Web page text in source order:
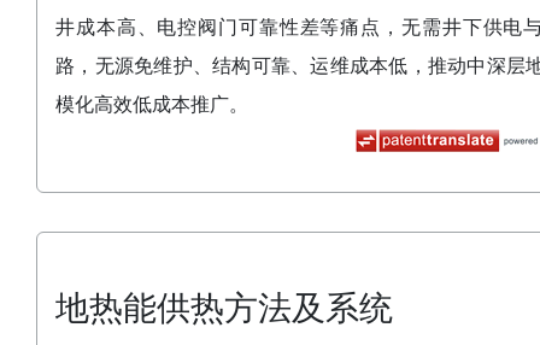
井成本高、电控阀门可靠性差等痛点，无需井下供电
路，无源免维护、结构可靠、运维成本低，推动中深层
模化高效低成本推广。
地热能供热方法及系统